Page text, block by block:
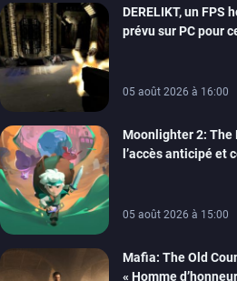
DERELIKT, un FPS
prévu sur PC pour
05 août 2026 à 16:00
Moonlighter 2: The
l’accès anticipé et
05 août 2026 à 15:00
Mafia: The Old
« Homme